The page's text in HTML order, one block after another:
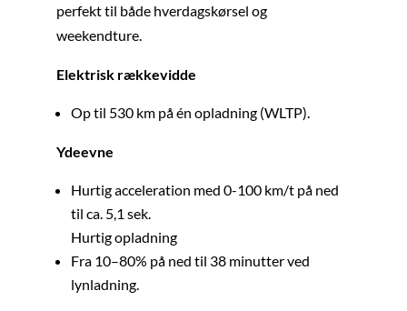
perfekt til både hverdagskørsel og
weekendture.
Elektrisk rækkevidde
Op til 530 km på én opladning (WLTP).
Ydeevne
Hurtig acceleration med 0-100 km/t på ned
til ca. 5,1 sek.
Hurtig opladning
Fra 10–80% på ned til 38 minutter ved
lynladning.